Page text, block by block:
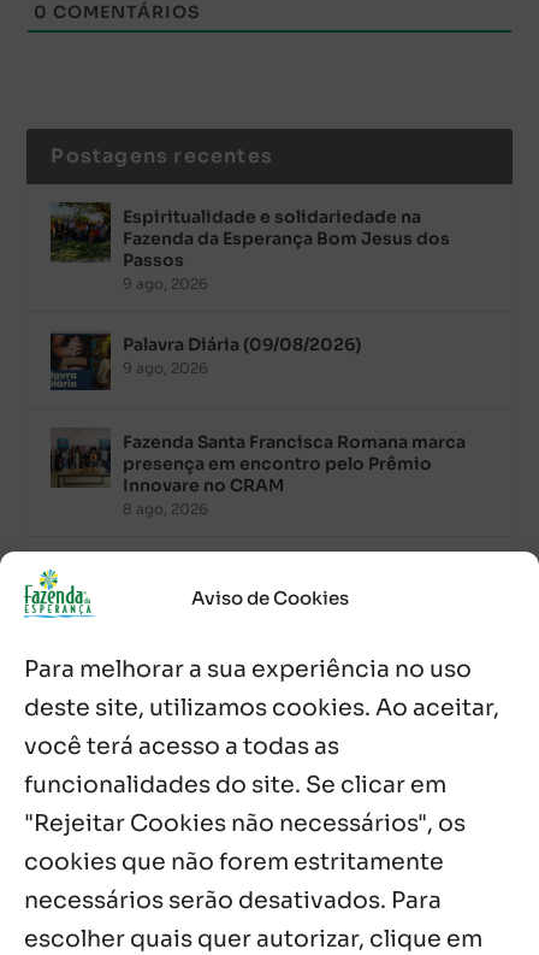
Aviso de Cookies
Para melhorar a sua experiência no uso
deste site, utilizamos cookies. Ao aceitar,
você terá acesso a todas as
funcionalidades do site. Se clicar em
"Rejeitar Cookies não necessários", os
cookies que não forem estritamente
necessários serão desativados. Para
escolher quais quer autorizar, clique em
0 COMENTÁRIOS
Postagens recentes
Espiritualidade e solidariedade na
Fazenda da Esperança Bom Jesus dos
Passos
9 ago, 2026
Palavra Diária (09/08/2026)
9 ago, 2026
Fazenda Santa Francisca Romana marca
presença em encontro pelo Prêmio
Innovare no CRAM
8 ago, 2026
8 ago, 2026
Acolhidos e voluntários participam do
Sopão da Comunidade Mata Redonda
7 ago, 2026
Es de Chapala celebram perseverança e
missão em encontro
7 ago, 2026
Notícias por Categoria